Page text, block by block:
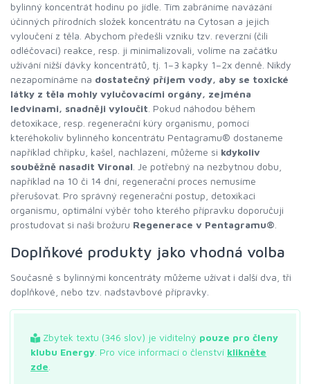
bylinný koncentrát hodinu po jídle. Tím zabráníme navázání
účinných přírodních složek koncentrátu na Cytosan a jejich
vyloučení z těla. Abychom předešli vzniku tzv. reverzní (čili
odléčovací) reakce, resp. ji minimalizovali, volíme na začátku
užívání nižší dávky koncentrátů, tj. 1–3 kapky 1–2x denně. Nikdy
nezapomínáme na dostatečný příjem vody, aby se toxické
látky z těla mohly vylučovacími orgány, zejména
ledvinami, snadněji vyloučit. Pokud náhodou během
detoxikace, resp. regenerační kúry organismu, pomocí
kteréhokoliv bylinného koncentrátu Pentagramu® dostaneme
například chřipku, kašel, nachlazení, můžeme si kdykoliv
souběžně nasadit Vironal. Je potřebný na nezbytnou dobu,
například na 10 či 14 dní, regenerační proces nemusíme
přerušovat. Pro správný regenerační postup, detoxikaci
organismu, optimální výběr toho kterého přípravku doporučuji
prostudovat si naši brožuru Regenerace v Pentagramu®.
Doplňkové produkty jako vhodná volba
Současně s bylinnými koncentráty můžeme užívat i další dva, tři
doplňkové, nebo tzv. nadstavbové přípravky.
Zbytek textu (346 slov) je viditelný pouze pro členy
klubu Energy. Pro více informací o členství klikněte
zde.